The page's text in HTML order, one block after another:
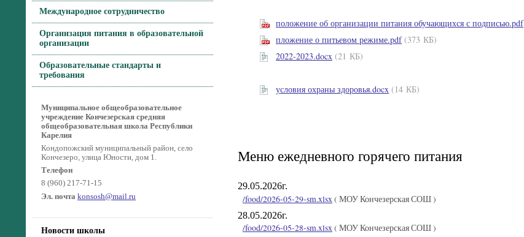
Международное сотрудничество
Организация питания в образовательной
организации
Образовательные стандарты и
требования
Муниципальное общеобразовательное
учреждение Кончезерская средняя
общеобразовательная школа Республики
Карелия
Кондопожский муниципальный район, село
Кончезеро, улица Юности, дом 1.
Телефон
8 (960) 217-71-15
Эл. почта konsosh@mail.ru
Новости школы
положение об организации питания обучающихся с подписью.pdf
пложение о питьевом режиме.pdf (373 КБ)
2022-2023.docx (21 КБ)
условия охраны здоровья.docx (14 КБ)
Меню ежедневного горячего питания
29.05.2026г.
/food/2026-05-29-sm.xlsx( МОУ Кончезерская СОШ )
28.05.2026г.
/food/2026-05-28-sm.xlsx( МОУ Кончезерская СОШ )